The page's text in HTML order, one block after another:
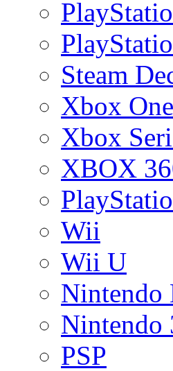
Steam
Xbox One
Xbox
XBOX
Wii
Wii U
Nintendo
Nintendo
PSP